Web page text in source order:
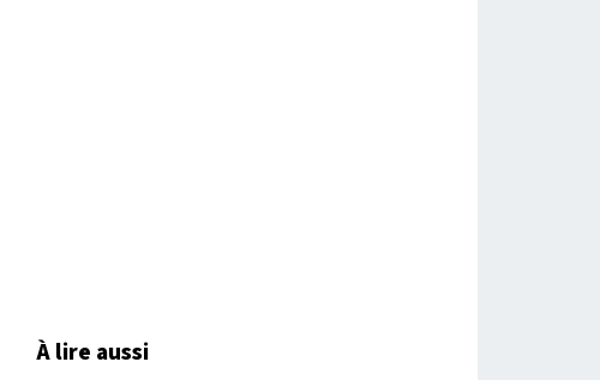
À lire aussi